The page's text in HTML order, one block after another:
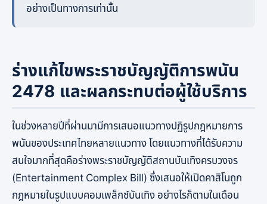
อย่างเป็นทางการเท่านั้น
ร่างแก้ไขพระราชบัญญัติการพนัน
2478 และผลกระทบต่อผู้ใช้บริการ
ในช่วงหลายปีที่ผ่านมามีการเสนอแนวทางปฏิรูปกฎหมายการ
พนันของประเทศไทยหลายแนวทาง โดยแนวทางที่ได้รับความ
สนใจมากที่สุดคือร่างพระราชบัญญัติสถานบันเทิงครบวงจร
(Entertainment Complex Bill) ซึ่งเสนอให้เปิดคาสิโนถูก
กฎหมายในรูปแบบคอมเพล็กซ์บันเทิง อย่างไรก็ตามในเดือน